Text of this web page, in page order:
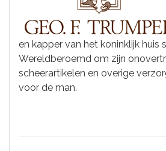
en kapper van het koninklijk huis
Wereldberoemd om zijn
scheerartikelen en overige
voor de man.